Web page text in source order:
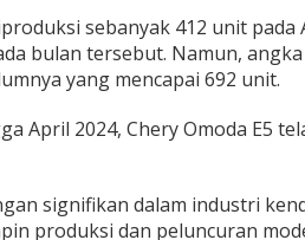
sebanyak 412 unit pada
bulan tersebut. Namun,
yang mencapai 692 unit.
April 2024, Chery Omoda E5
signifikan dalam industri
produksi dan peluncuran